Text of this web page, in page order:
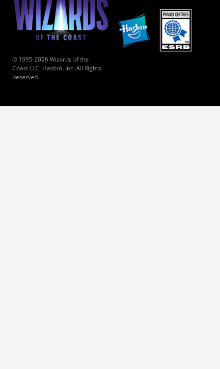
© 1995-2026 Wizards of the
Coast LLC, Hasbro, Inc. All Rights
Reserved.